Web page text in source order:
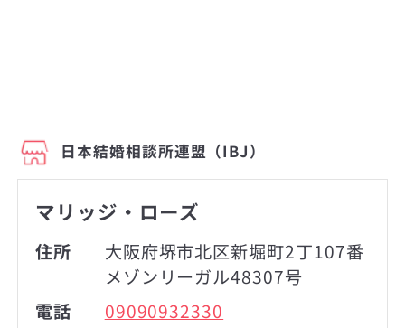
日本結婚相談所連盟（IBJ）
マリッジ・ローズ
住所
大阪府堺市北区新堀町2丁107番
メゾンリーガル48307号
電話
09090932330